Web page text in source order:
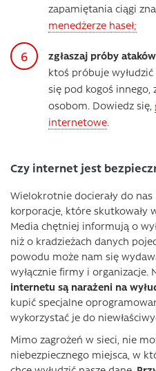
zapamiętania ciągi
menedżerze haseł;
zgłaszaj próby
ktoś próbuje
się pod kogoś innego,
osobom. Dowiedz się,
internetowe.
Czy internet jest
Wielokrotnie docierały do
korporacje, które skutkowały
Media chętniej informują o
niż o kradzieżach danych
powodu może nam się
wyłącznie firmy i organizacje.
internetu są narażeni na
kupić specjalne
wykorzystać je do
Mimo zagrożeń w sieci, nie
niebezpiecznego miejsca, w